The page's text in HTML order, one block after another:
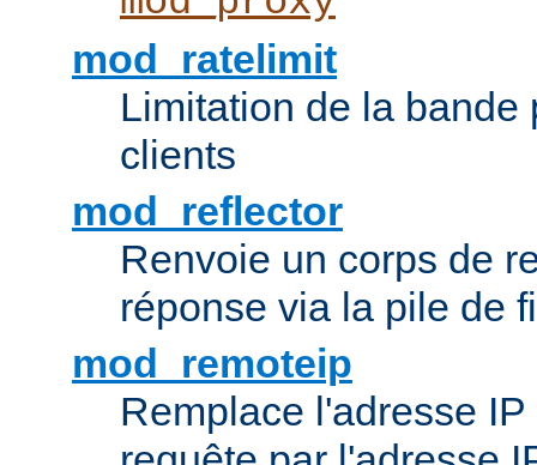
mod_ratelimit
Limitation de la bande
clients
mod_reflector
Renvoie un corps de
réponse via la pile de
mod_remoteip
Remplace l'adresse